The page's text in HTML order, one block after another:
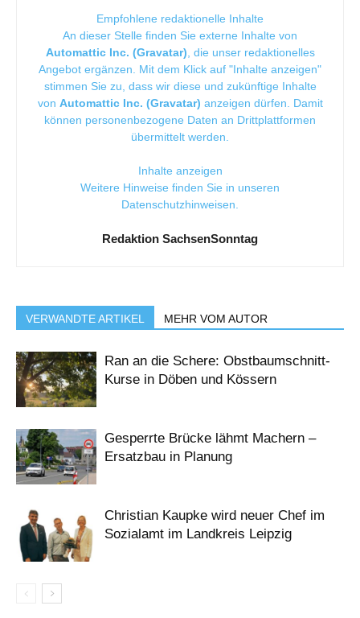
Empfohlene redaktionelle Inhalte
An dieser Stelle finden Sie externe Inhalte von
Automattic Inc. (Gravatar) , die unser redaktionelles
Angebot ergänzen. Mit dem Klick auf "Inhalte anzeigen"
stimmen Sie zu, dass wir diese und zukünftige Inhalte
von Automattic Inc. (Gravatar) anzeigen dürfen. Damit
können personenbezogene Daten an Drittplattformen
übermittelt werden.
Inhalte anzeigen
Weitere Hinweise finden Sie in unseren
Datenschutzhinweisen
Redaktion SachsenSonntag
VERWANDTE ARTIKEL MEHR VOM AUTOR
Ran an die Schere: Obstbaumschnitt-
Kurse in Döben und Kössern
Gesperrte Brücke lähmt Machern –
Ersatzbau in Planung
Christian Kaupke wird neuer Chef im
Sozialamt im Landkreis Leipzig